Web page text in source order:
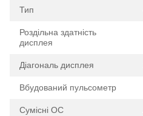
Тип
Роздільна здатність
дисплея
Діагональ дисплея
Вбудований пульсометр
Сумісні ОС